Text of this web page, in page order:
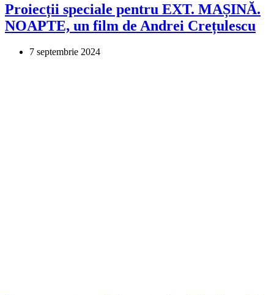
Proiecții speciale pentru EXT. MAȘINĂ.
NOAPTE, un film de Andrei Crețulescu
7 septembrie 2024